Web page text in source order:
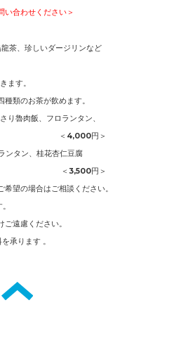
い合わせください＞
龍茶、珍しいダージリンなど
ます。
のお茶が飲めます。
り魯肉飯、フロランタン、
＜4,000円 ＞
ンタン、桂花杏仁豆腐
＜3,500円 ＞
望の場合はご相談ください。
遠慮ください。
承ります 。